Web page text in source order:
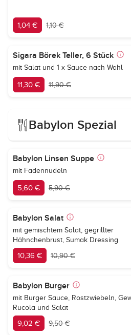
1,04 € 1,10 €
Sigara Börek Teller, 6 Stück
mit Salat und 1 x Sauce nach Wahl
11,30 € 11,90 €
Babylon Spezial
Babylon Linsen Suppe
mit Fadennudeln
5,60 € 5,90 €
Babylon Salat
mit gemischtem Salat, gegrillter
Hähnchenbrust, Sumak Dressing
10,36 € 10,90 €
Babylon Burger
mit Burger Sauce, Rostzwiebeln,
Rucola und Salat
9,02 € 9,50 €